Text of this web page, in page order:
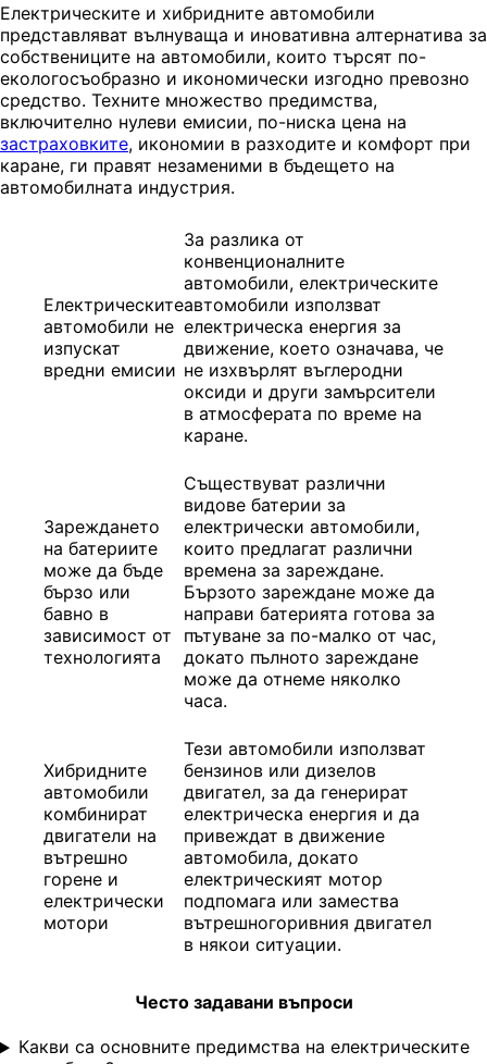
Електрическите и хибридните автомобили
представляват вълнуваща и иновативна алтернатива за
собствениците на автомобили, които търсят по-
екологосъобразно и икономически изгодно превозно
средство. Техните множество предимства,
включително нулеви емисии, по-ниска цена на
застраховките, икономии в разходите и комфорт при
каране, ги правят незаменими в бъдещето на
автомобилната индустрия.
Електрическите
автомобили не
изпускат
вредни емисии
За разлика от
конвенционалните
автомобили, електрическите
автомобили използват
електрическа енергия за
движение, което означава, че
не изхвърлят въглеродни
оксиди и други замърсители
в атмосферата по време на
каране.
Зареждането
на батериите
може да бъде
бързо или
бавно в
зависимост от
технологията
Съществуват различни
видове батерии за
електрически автомобили,
които предлагат различни
времена за зареждане.
Бързото зареждане може да
направи батерията готова за
пътуване за по-малко от час,
докато пълното зареждане
може да отнеме няколко
часа.
Хибридните
автомобили
комбинират
двигатели на
вътрешно
горене и
електрически
мотори
Тези автомобили използват
бензинов или дизелов
двигател, за да генерират
електрическа енергия и да
привеждат в движение
автомобила, докато
електрическият мотор
подпомага или замества
вътрешногоривния двигател
в някои ситуации.
Често задавани въпроси
Какви са основните предимства на електрическите